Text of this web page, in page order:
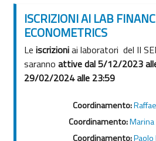
ISCRIZIONI AI LAB
ECONOMETRICS
Le iscrizioniai laboratori del II
saranno attive dal 5/12/2023
29/02/2024 alle 23:59
Coordinamento:
Coordinamento:Marina
Coordinamento: